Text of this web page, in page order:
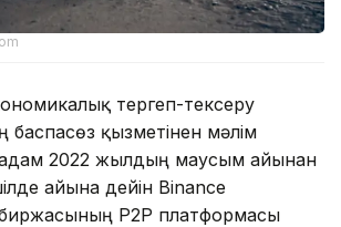
тергеп-тексеру
баспасөз қызметінен мәлім
адам 2022 жылдың маусым айынан
айына дейін Binance
P2P платформасы